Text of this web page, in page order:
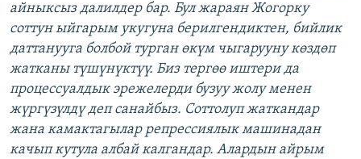
айныксыз далилдер бар. Бул жараян Жогорку
соттун ыйгарым укугуна берилгендиктен, бийлик
даттанууга болбой турган өкүм чыгарууну көздөп
жатканы түшүнүктүү. Биз тергөө иштери да
процессуалдык эрежелерди бузуу жолу менен
жүргүзүлдү деп санайбыз. Соттолуп жаткандар
жана камактагылар репрессиялык машинадан
качып кутула албай калгандар. Алардын айрым